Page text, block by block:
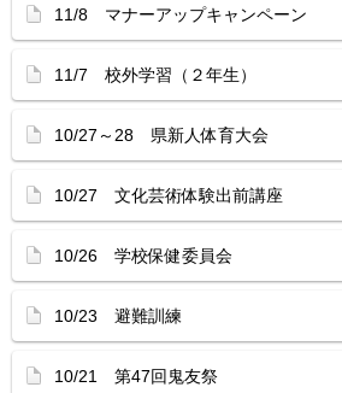
11/8 マナーアップキャンペーン
11/7 校外学習（２年生）
10/27～28 県新人体育大会
10/27 文化芸術体験出前講座
10/26 学校保健委員会
10/23 避難訓練
10/21 第47回鬼友祭